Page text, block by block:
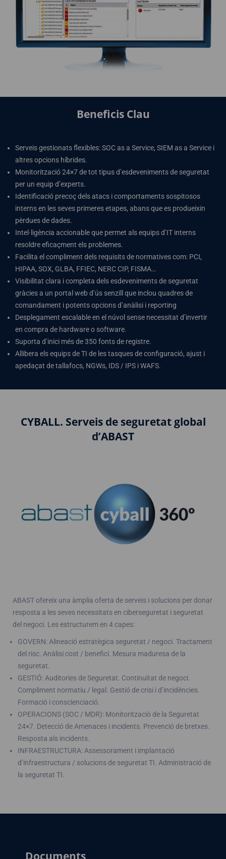
Beneficis Clau
Serveis gestionats flexibles: SOC as a Service, SIEM as a Service i
altres opcions híbrides.
Monitorització 24×7 de tot tipus d’esdeveniments de seguretat
per un equip d’experts.
Identificació precoç dels atacs i comportaments sospitosos
interns en les seves primeres etapes, abans que es produeixin
pèrdues de dades.
Intel·ligència accionable que permet als equips d’IT interns
resoldre eficaçment els problemes.
Facilita el compliment dels requisits de normatives com: PCI,
HIPAA, SOX, GLBA, FFIEC, NERC CIP, FISMA…
Visibilitat clara i completa dels esdeveniments de seguretat
gràcies a un portal web d’ús senzill que inclou quadres de
comandament i potents opcions d’anàlisi i reporting
Desplegament escalable en el núvol sense necessitat d’invertir
en compra de hardware o software.
Suporta d’inici més de 350 fonts de registre.
Allibera els equips de TI de les tasques de configuració, ajust i
apedaçat de tallafocs, NGWs, IDS / IPS i WAFS.
CYBALL. Serveis de seguretat global
d’ABAST
ABAST ofereix una àmplia oferta de serveis i solucions per donar
resposta a les seves necessitats en ciberseguretat i seguretat
del negoci. Les estructurem en 4 capes:
GOVERN: Alineació estratègica seguretat / negoci. Tractament
del risc. Anàlisi cost / benefici. Mesura maduresa de la
seguretat.
GESTIÓ: Auditories de Seguretat. Continuïtat de negoci.
Compliment normatiu / legal. Gestió de crisi i d’incidències.
Formació i conscienciació.
OPERACIONS (SOC / MDR): Monitorització de la Seguretat
24×7. Detecció de Amenaces i incidents. Prevenció de bretxes.
Resposta als incidents.
INFRAESTRUCTURA: Assessorament i implantació
d’infraestructura / solucions de seguretat TI. Administració de
la seguretat TI.
Documents